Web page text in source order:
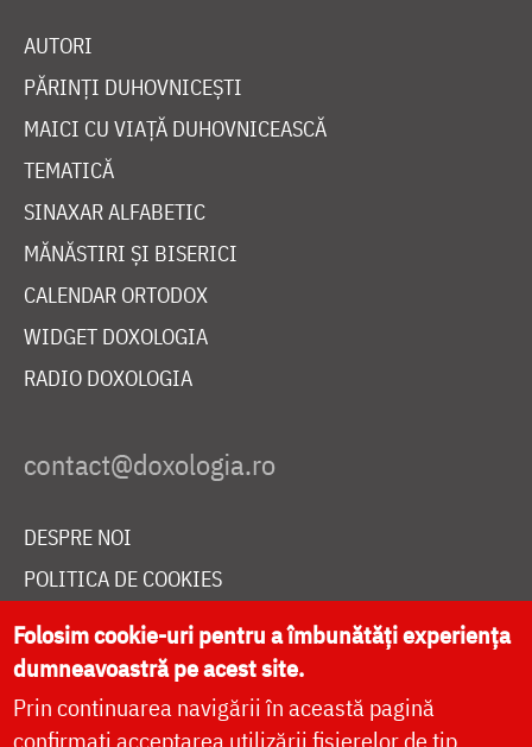
AUTORI
PĂRINȚI DUHOVNICEȘTI
MAICI CU VIAȚĂ DUHOVNICEASCĂ
TEMATICĂ
SINAXAR ALFABETIC
MĂNĂSTIRI ȘI BISERICI
CALENDAR ORTODOX
WIDGET DOXOLOGIA
RADIO DOXOLOGIA
DESPRE NOI
POLITICA DE COOKIES
DONEAZĂ ONLINE PENTRU CATEDRALA NAȚIONALĂ
LIVE
Folosim cookie-uri pentru a îmbunătăți experiența
dumneavoastră pe acest site.
Prin continuarea navigării în această pagină
confirmați acceptarea utilizării fișierelor de tip